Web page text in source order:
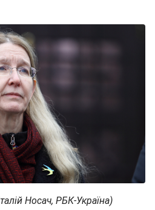
Носач, РБК-Україна)